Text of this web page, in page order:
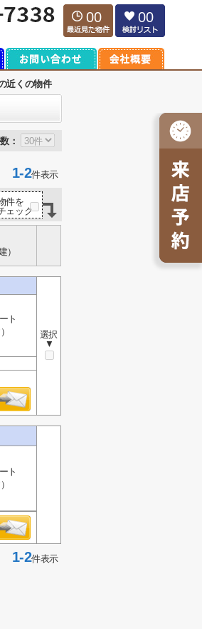
00 00
近くの物件
：
2件表示
件を
ェック
）
選択
▼
ト
ト
2件表示